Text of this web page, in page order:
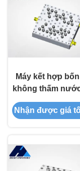
Máy kết hợp
không thấm nước
8460MHz Máy
diplexer tần số
Nhận được giá